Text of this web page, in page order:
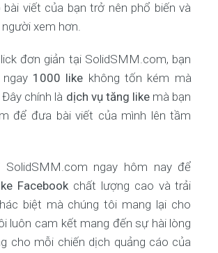
bài viết của bạn trở nên phổ biến và
xem hơn.
đơn giản tại SolidSMM.com, bạn
1000 like không tốn kém mà
chính là dịch vụ tăng like mà bạn
để đưa bài viết của mình lên tầm
SolidSMM.com ngay hôm nay để
Facebook chất lượng cao và trải
biệt mà chúng tôi mang lại cho
luôn cam kết mang đến sự hài lòng
cho mỗi chiến dịch quảng cáo của